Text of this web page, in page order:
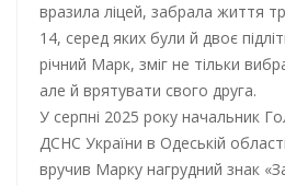
вразила ліцей, забрала життя
14, серед яких були й двоє
річний Марк, зміг не тільки
але й врятувати свого друга.
У серпні 2025 року начальник
ДСНС України в Одеській
вручив Марку нагрудний знак